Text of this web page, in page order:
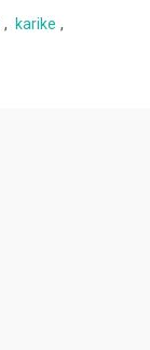
, karike ,